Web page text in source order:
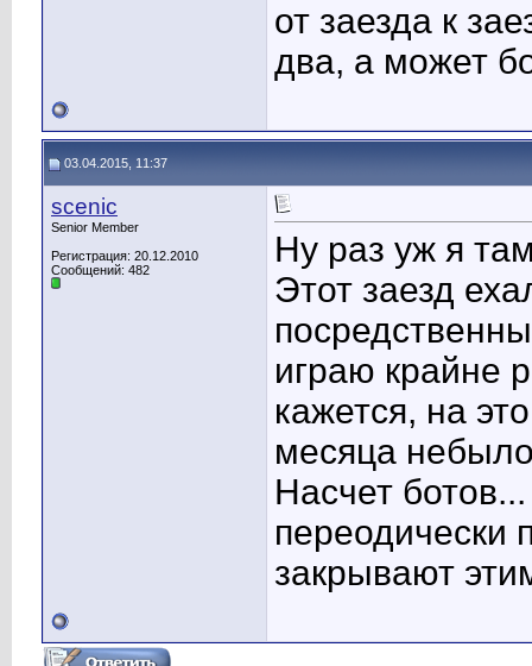
от заезда к
два, а может
03.04.2015, 11:37
scenic
Senior Member
Регистрация: 20.12.2010
Сообщений: 482
Ну раз уж я
Этот заезд
играю крайне
кажется, на
месяца
Насчет
переодически
закрывают